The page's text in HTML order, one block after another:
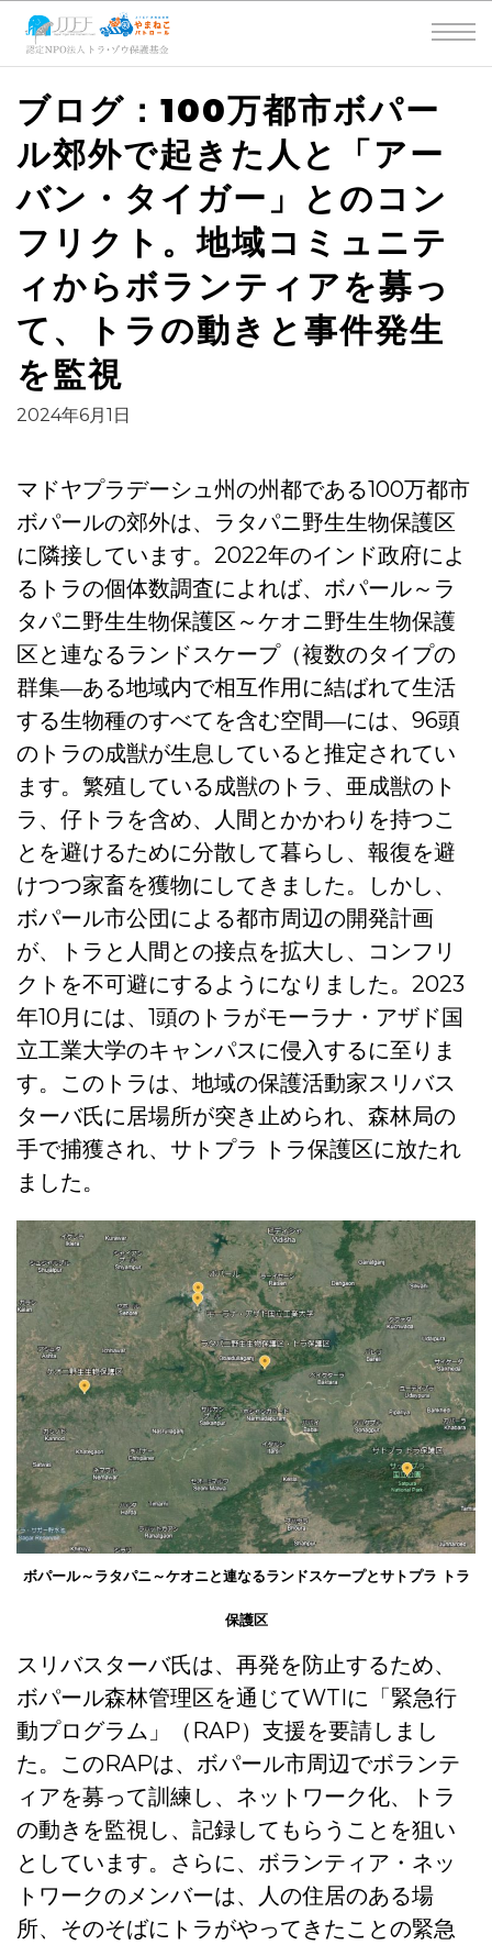
ブログ：100万都市ボパー
ル郊外で起きた人と「アー
バン・タイガー」とのコン
フリクト。地域コミュニテ
ィからボランティアを募っ
て、トラの動きと事件発生
を監視
2024年6月1日
マドヤプラデーシュ州の州都である100万都市
ボパールの郊外は、ラタパニ野生生物保護区
に隣接しています。2022年のインド政府によ
るトラの個体数調査によれば、ボパール～ラ
タパニ野生生物保護区～ケオニ野生生物保護
区と連なるランドスケープ（複数のタイプの
群集―ある地域内で相互作用に結ばれて生活
する生物種のすべてを含む空間―には、96頭
のトラの成獣が生息していると推定されてい
ます。繁殖している成獣のトラ、亜成獣のト
ラ、仔トラを含め、人間とかかわりを持つこ
とを避けるために分散して暮らし、報復を避
けつつ家畜を獲物にしてきました。しかし、
ボパール市公団による都市周辺の開発計画
が、トラと人間との接点を拡大し、コンフリ
クトを不可避にするようになりました。2023
年10月には、1頭のトラがモーラナ・アザド国
立工業大学のキャンパスに侵入するに至りま
す。このトラは、地域の保護活動家スリバス
ターバ氏に居場所が突き止められ、森林局の
手で捕獲され、サトプラ トラ保護区に放たれ
ました。
ボパール～ラタパニ～ケオニと連なるランドスケープとサトプラ トラ
保護区
スリバスターバ氏は、再発を防止するため、
ボパール森林管理区を通じてWTIに「緊急行
動プログラム」（RAP）支援を要請しまし
た。このRAPは、ボパール市周辺でボランテ
ィアを募って訓練し、ネットワーク化、トラ
の動きを監視し、記録してもらうことを狙い
としています。さらに、ボランティア・ネッ
トワークのメンバーは、人の住居のある場
所、そのそばにトラがやってきたことの緊急